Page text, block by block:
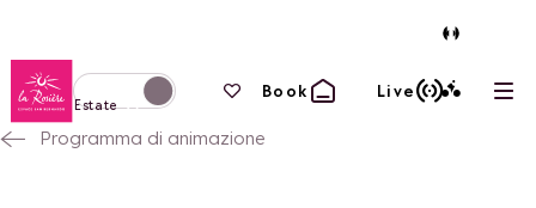
Torna alla home page
Passa alla modalità invernale
Estate
I tuoi preferiti
Book Live
Programma di animazione